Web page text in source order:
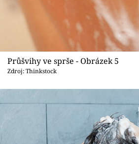
Průšvihy ve sprše - Obrázek 5
Zdroj: Thinkstock